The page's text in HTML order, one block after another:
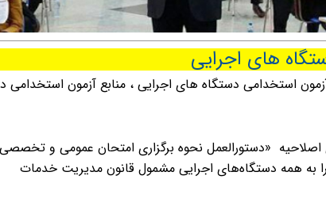
های اجرایی
استخدامی دستگاه های اجرایی ، منابع آزمون استخدامی
«دستورالعمل نحوه برگزاری امتحان عمومی و تخصصی
به همه دستگاه‌های اجرایی مشمول قانون مدیریت خدمات